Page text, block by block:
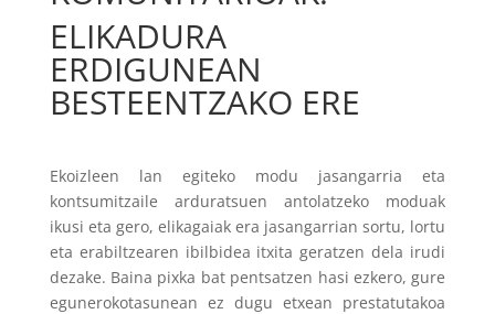
ELIKADURA
ERDIGUNEAN
BESTEENTZAKO ERE
Ekoizleen lan egiteko modu jasangarria eta
kontsumitzaile arduratsuen antolatzeko moduak
ikusi eta gero, elikagaiak era jasangarrian sortu, lortu
eta erabiltzearen ibilbidea itxita geratzen dela irudi
dezake. Baina pixka bat pentsatzen hasi ezkero, gure
egunerokotasunean ez dugu etxean prestatutakoa